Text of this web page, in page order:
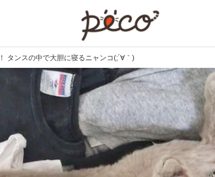
タンスの中で大胆に寝るニャンコ(;´∀｀)